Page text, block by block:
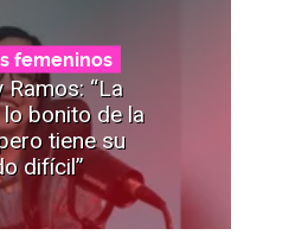
femeninos
Ramos: “La
lo bonito de la
tiene su
difícil”